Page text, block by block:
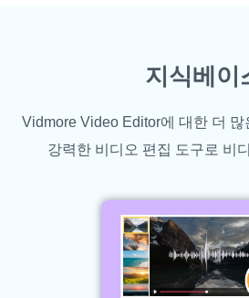
지식베이
Vidmore Video Editor에 대한 더 많
강력한 비디오 편집 도구로 비